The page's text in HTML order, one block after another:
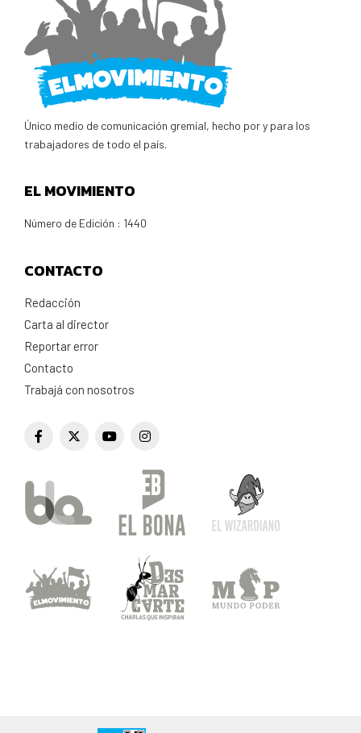
Único medio de comunicación gremial, hecho por y para los
trabajadores de todo el país.
EL MOVIMIENTO
Número de Edición : 1440
CONTACTO
Redacción
Carta al director
Reportar error
Contacto
Trabajá con nosotros